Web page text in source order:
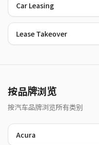
Car Leasing
Lease Takeover
按品牌浏览
按汽车品牌浏览所有类别
Acura